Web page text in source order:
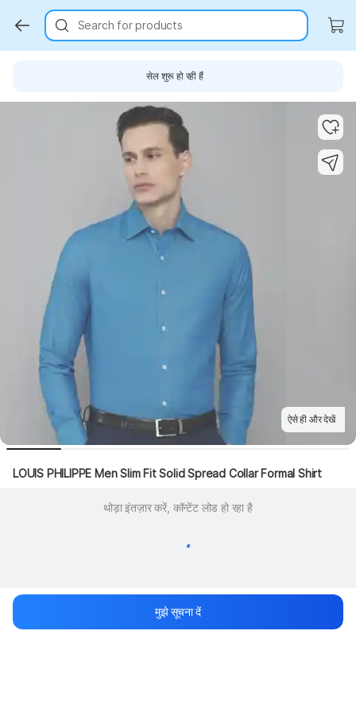
Search for products
सेल शुरू हो रही हैं
ऐसे ही और देखें
LOUIS PHILIPPE Men Slim Fit Solid Spread Collar Formal Shirt
थोड़ा इंतज़ार करें, कॉन्टेंट लोड हो रहा है
मुझे सूचना दें